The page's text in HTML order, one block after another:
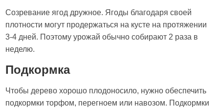
Созревание ягод дружное. Ягоды благодаря своей
плотности могут продержаться на кусте на протяжении
3-4 дней. Поэтому урожай обычно собирают 2 раза в
неделю.
Подкормка
Чтобы дерево хорошо плодоносило, нужно обеспечить
подкормки торфом, перегноем или навозом. Подкормки